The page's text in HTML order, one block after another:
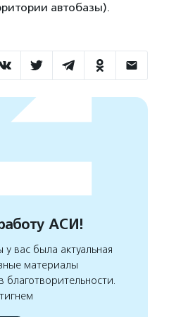
автобазы).
АСИ!
вас была актуальная
материалы